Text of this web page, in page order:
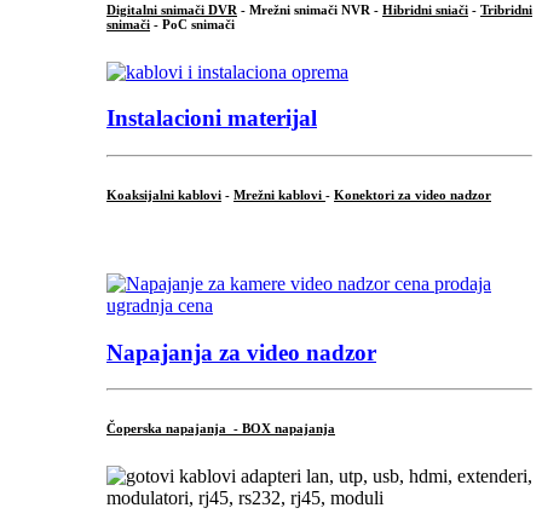
Digitalni snimači DVR - Mrežni snimači NVR - Hibridni sniači - Tribridni
snimači - PoC snimači
Instalacioni materijal
Koaksijalni kablovi - Mrežni kablovi - Konektori za video nadzor
Napajanja za video nadzor
Čoperska napajanja - BOX napajanja